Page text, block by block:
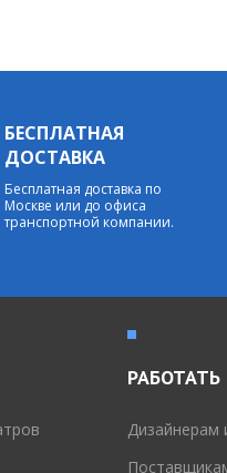
БЕСПЛАТНАЯ
ДОСТАВКА
Бесплатная доставка по
Москве или до офиса
транспортной компании.
Дизайнерам